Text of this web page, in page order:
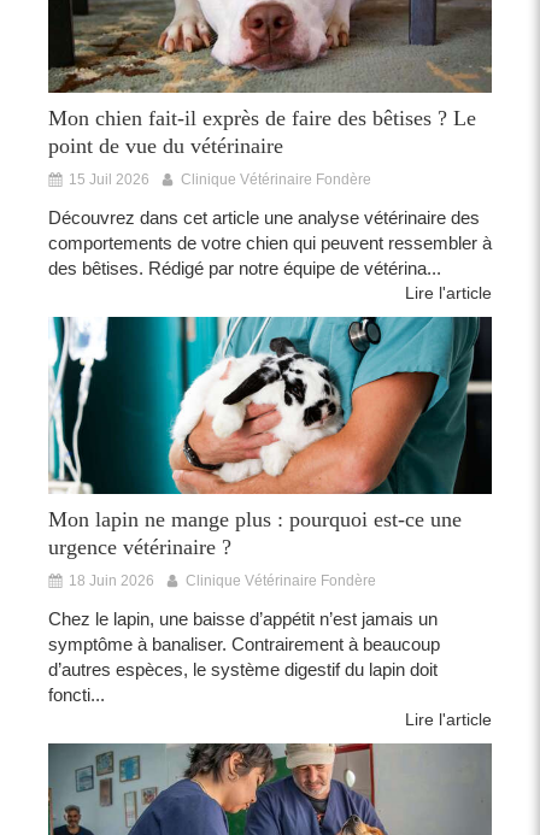
Mon chien fait-il exprès de faire des bêtises ? Le
point de vue du vétérinaire
15 Juil 2026 Clinique Vétérinaire Fondère
Découvrez dans cet article une analyse vétérinaire des
comportements de votre chien qui peuvent ressembler à
des bêtises. Rédigé par notre équipe de vétérina...
Lire l'article
Mon lapin ne mange plus : pourquoi est-ce une
urgence vétérinaire ?
18 Juin 2026 Clinique Vétérinaire Fondère
Chez le lapin, une baisse d’appétit n’est jamais un
symptôme à banaliser. Contrairement à beaucoup
d’autres espèces, le système digestif du lapin doit
foncti...
Lire l'article